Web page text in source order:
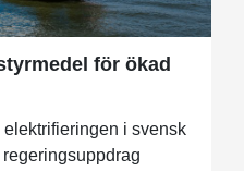
för ökad
i svensk